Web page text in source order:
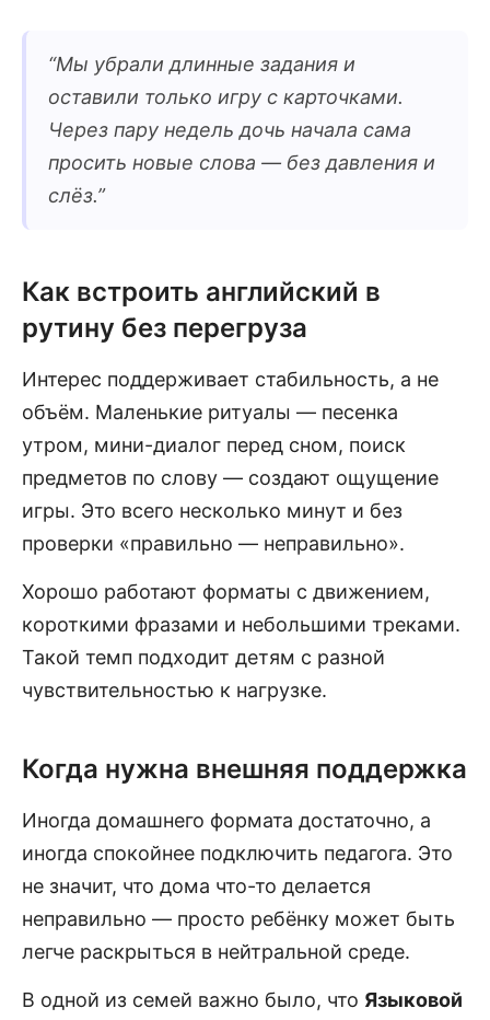
“Мы убрали длинные задания и
оставили только игру с карточками.
Через пару недель дочь начала сама
просить новые слова — без давления и
слёз.”
Как встроить английский в
рутину без перегруза
Интерес поддерживает стабильность, а не
объём. Маленькие ритуалы — песенка
утром, мини-диалог перед сном, поиск
предметов по слову — создают ощущение
игры. Это всего несколько минут и без
проверки «правильно — неправильно».
Хорошо работают форматы с движением,
короткими фразами и небольшими треками.
Такой темп подходит детям с разной
чувствительностью к нагрузке.
Когда нужна внешняя поддержка
Иногда домашнего формата достаточно, а
иногда спокойнее подключить педагога. Это
не значит, что дома что-то делается
неправильно — просто ребёнку может быть
легче раскрыться в нейтральной среде.
В одной из семей важно было, что Языковой